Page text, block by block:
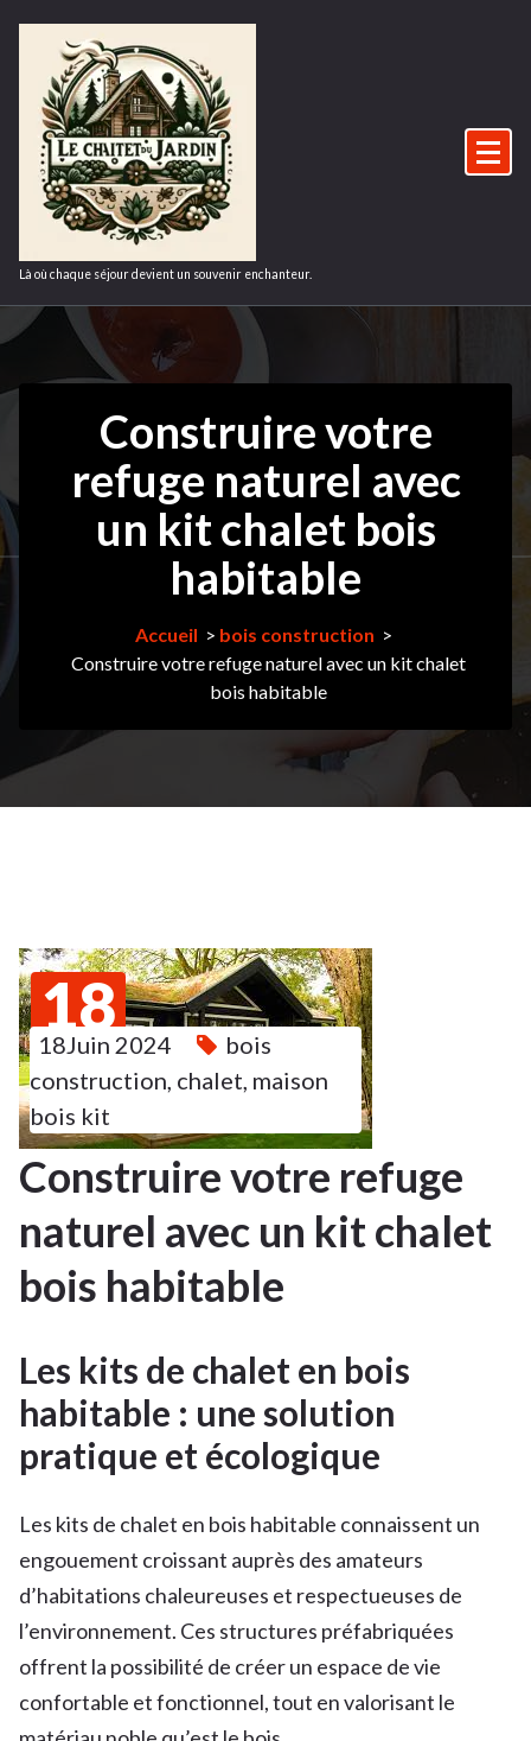
contenu
Là où chaque séjour devient un souvenir enchanteur.
Construire votre
refuge naturel avec
un kit chalet bois
habitable
Accueil > bois construction >
Construire votre refuge naturel avec un kit chalet
bois habitable
18
JUIN
2024
18Juin 2024
bois
construction chalet maison
bois kit
Construire votre refuge
naturel avec un kit chalet
bois habitable
Les kits de chalet en bois
habitable : une solution
pratique et écologique
Les kits de chalet en bois habitable connaissent un
engouement croissant auprès des amateurs
d’habitations chaleureuses et respectueuses de
l’environnement. Ces structures préfabriquées
offrent la possibilité de créer un espace de vie
confortable et fonctionnel, tout en valorisant le